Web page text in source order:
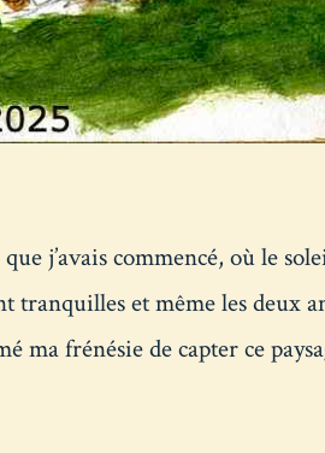
j’avais commencé, où le
tranquilles et même les deux
ma frénésie de capter ce